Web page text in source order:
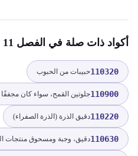
أكواد ذات صلة في الفصل 11
110320حبيبات من الحبوب
110900جلوتين القمح، سواء كان مجففًا
110220دقيق الذرة (الذرة الصفراء)
110630